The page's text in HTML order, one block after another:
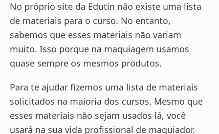
No próprio site da Edutin não existe uma lista
de materiais para o curso. No entanto,
sabemos que esses materiais não variam
muito. Isso porque na maquiagem usamos
quase sempre os mesmos produtos.
Para te ajudar fizemos uma lista de materiais
solicitados na maioria dos cursos. Mesmo que
esses materiais não sejam usados lá, você
usará na sua vida profissional de maquiador.